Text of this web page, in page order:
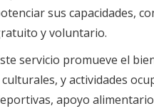
sus capacidades,
y voluntario.
servicio promueve el
culturales, y actividades
apoyo